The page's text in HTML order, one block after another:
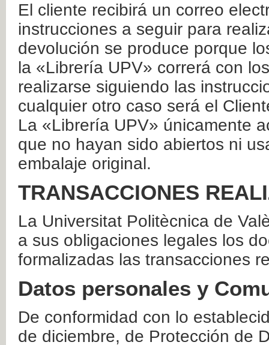
El cliente recibirá un correo
instrucciones a seguir para
devolución se produce porque
la «Librería UPV» correrá con
realizarse siguiendo las
cualquier otro caso será el
La «Librería UPV» únicamente
que no hayan sido abiertos ni
embalaje original.
TRANSACCIONES
La Universitat Politècnica de
a sus obligaciones legales los
formalizadas las transacciones
Datos personales y
De conformidad con lo
de diciembre, de Protección de